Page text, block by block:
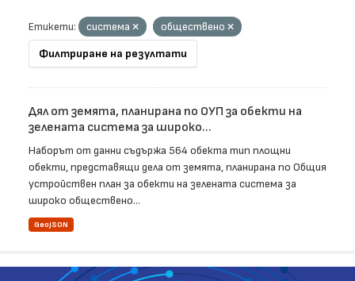
Етикети: система
обществено
Филтриране на резултати
Дял от земята, планирана по ОУП за обекти на
зелената система за широко...
Наборът от данни съдържа 564 обекта тип площни
обекти, представящи дела от земята, планирана по Общия
устройствен план за обекти на зелената система за
широко обществено...
GeoJSON